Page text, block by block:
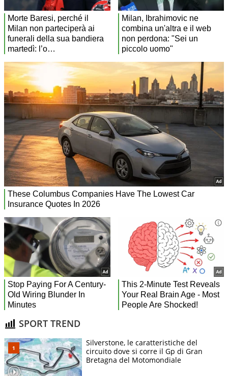
SPORT TREND
Silverstone, le caratteristiche del
circuito dove si corre il Gp di Gran
Bretagna del Motomondiale